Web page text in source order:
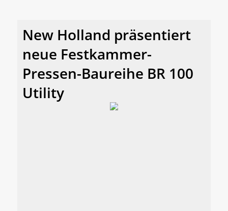
New Holland präsentiert
neue Festkammer-
Pressen-Baureihe BR 100
Utility